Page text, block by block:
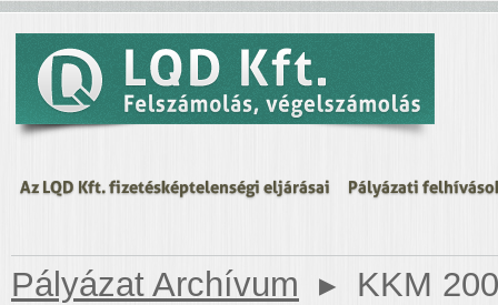
Az LQD Kft. fizetésképtelenségi eljárásai Pályázati
Pályázat Archívum ▸ KKM